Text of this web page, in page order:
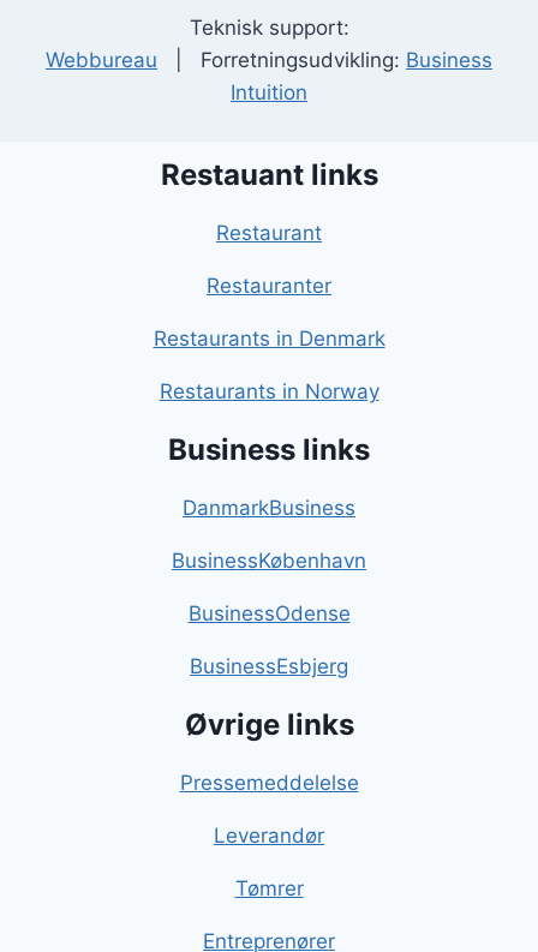
Teknisk support:
Webbureau | Forretningsudvikling: Business
Intuition
Restauant links
Restaurant
Restauranter
Restaurants in Denmark
Restaurants in Norway
Business links
DanmarkBusiness
BusinessKøbenhavn
BusinessOdense
BusinessEsbjerg
Øvrige links
Pressemeddelelse
Leverandør
Tømrer
Entreprenører